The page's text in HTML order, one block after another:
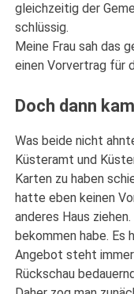
gleichzeitig der
schlüssig.
Meine Frau sah das
einen Vorvertrag für
Doch dann
Was beide nicht
Küsteramt und
Karten zu haben
hatte eben keinen
anderes Haus
bekommen habe. Es
Angebot steht immer
Rückschau